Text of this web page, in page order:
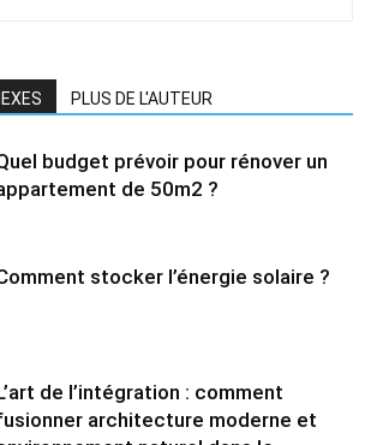
PLUS DE L'AUTEUR
budget prévoir pour rénover un
de 50m2 ?
stocker l’énergie solaire ?
de l’intégration : comment
architecture moderne et